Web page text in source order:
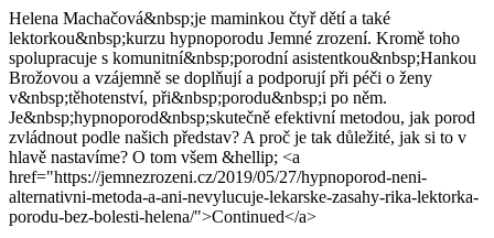
Helena Machačová&nbsp;je maminkou čtyř dětí a také
lektorkou&nbsp;kurzu hypnoporodu Jemné zrození. Kromě toho
spolupracuje s komunitní&nbsp;porodní asistentkou&nbsp;Hankou
Brožovou a vzájemně se doplňují a podporují při péči o ženy
v&nbsp;těhotenství, při&nbsp;porodu&nbsp;i po něm.
Je&nbsp;hypnoporod&nbsp;skutečně efektivní metodou, jak porod
zvládnout podle našich představ? A proč je tak důležité, jak si to v
hlavě nastavíme? O tom všem &hellip; <a
href="https://jemnezrozeni.cz/2019/05/27/hypnoporod-neni-
alternativni-metoda-a-ani-nevylucuje-lekarske-zasahy-rika-lektorka-
porodu-bez-bolesti-helena/">Continued</a>